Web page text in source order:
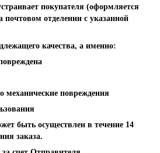
покупателя (оформляется
почтовом отделении с указанной
качества, а именно:
механические повреждения
быть осуществлен в течение 14
заказа.